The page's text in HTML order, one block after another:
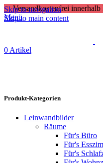
Skip to navigation
Skip to main content
Versandkostenfrei
Menü
0 Artikel
Produkt-Kategorien
Leinwandbilder
Räume
Für's Büro
Für's
Für's